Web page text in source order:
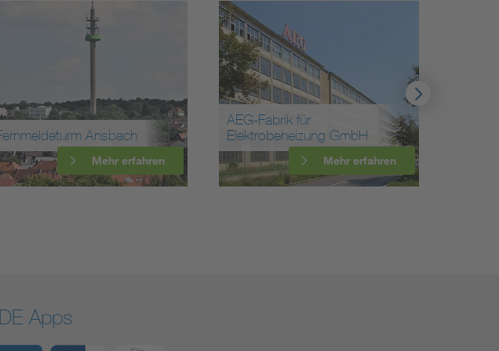
Ansbach
Mehr erfahren
AEG-Fabrik für
Elektrobeheizung GmbH
Mehr erfahren
Apps